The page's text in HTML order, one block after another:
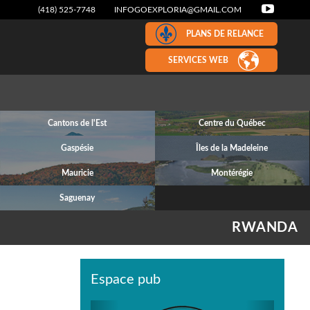
(418) 525-7748 INFOGOEXPLORIA@GMAIL.COM
PLANS DE RELANCE
SERVICES WEB
Cantons de l'Est Centre du Québec
Gaspésie Îles de la Madeleine
Mauricie Montérégie
Saguenay
RWANDA
Espace pub